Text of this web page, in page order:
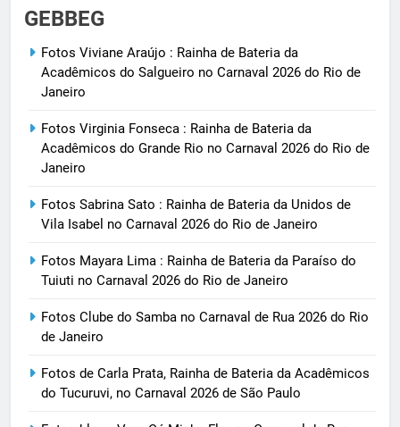
GEBBEG
Fotos Viviane Araújo : Rainha de Bateria da
Acadêmicos do Salgueiro no Carnaval 2026 do Rio de
Janeiro
Fotos Virginia Fonseca : Rainha de Bateria da
Acadêmicos do Grande Rio no Carnaval 2026 do Rio de
Janeiro
Fotos Sabrina Sato : Rainha de Bateria da Unidos de
Vila Isabel no Carnaval 2026 do Rio de Janeiro
Fotos Mayara Lima : Rainha de Bateria da Paraíso do
Tuiuti no Carnaval 2026 do Rio de Janeiro
Fotos Clube do Samba no Carnaval de Rua 2026 do Rio
de Janeiro
Fotos de Carla Prata, Rainha de Bateria da Acadêmicos
do Tucuruvi, no Carnaval 2026 de São Paulo